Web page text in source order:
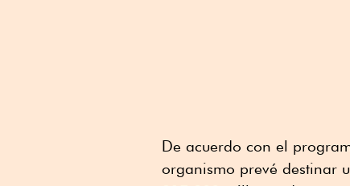
De acuerdo con el
organismo prevé destinar